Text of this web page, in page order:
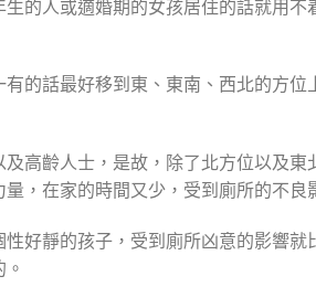
的人或適婚期的女孩居住的話就用
的話最好移到東、東南、西北的方
高齡人士，是故，除了北方位以及
，在家的時間又少，受到廁所的不良
好靜的孩子，受到廁所凶意的影響